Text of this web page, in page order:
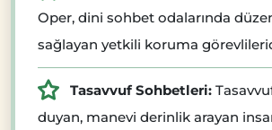
Oper, dini sohbet odalarında
sağlayan yetkili koruma
Tasavvuf Sohbetleri:
duyan, manevi derinlik arayan